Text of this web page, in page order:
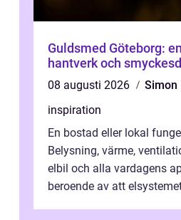
Guldsmed Göteborg:
hantverk och
08 augusti 2026
Simon
inspiration
En bostad eller lokal
Belysning, värme,
elbil och alla vardagens
beroende av att